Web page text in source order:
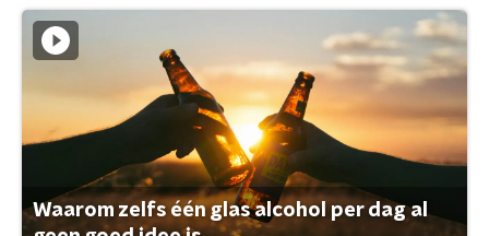
Waarom zelfs één glas alcohol per dag al